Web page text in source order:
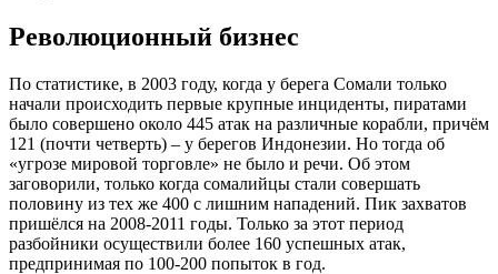
Революционный бизнес
По статистике, в 2003 году, когда у берега Сомали только
начали происходить первые крупные инциденты, пиратами
было совершено около 445 атак на различные корабли, причём
121 (почти четверть) – у берегов Индонезии. Но тогда об
«угрозе мировой торговле» не было и речи. Об этом
заговорили, только когда сомалийцы стали совершать
половину из тех же 400 с лишним нападений. Пик захватов
пришёлся на 2008-2011 годы. Только за этот период
разбойники осуществили более 160 успешных атак,
предпринимая по 100-200 попыток в год.